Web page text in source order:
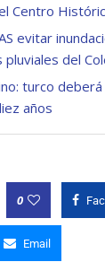
Centro
evitar
del
turco
años
0
Email